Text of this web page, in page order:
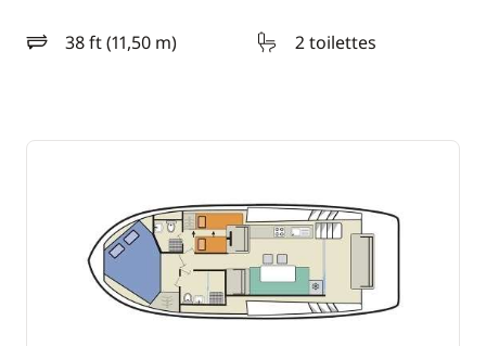
38 ft (11,50 m)
longueur 2 toilettes